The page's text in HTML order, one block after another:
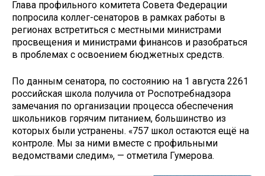
Глава профильного комитета Совета Федерации
попросила коллег-сенаторов в рамках работы в
регионах встретиться с местными министрами
просвещения и министрами финансов и разобраться
в проблемах с освоением бюджетных средств.
По данным сенатора, по состоянию на 1 августа 2261
российская школа получила от Роспотребнадзора
замечания по организации процесса обеспечения
школьников горячим питанием, большинство из
которых были устранены. «757 школ остаются ещё на
контроле. Мы за ними вместе с профильными
ведомствами следим», — отметила Гумерова.